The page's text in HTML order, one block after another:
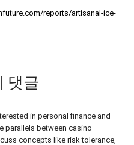
reports/artisanal-ice-
댓글
in personal finance and
parallels between casino
concepts like risk tolerance,